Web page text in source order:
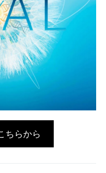
ちらから